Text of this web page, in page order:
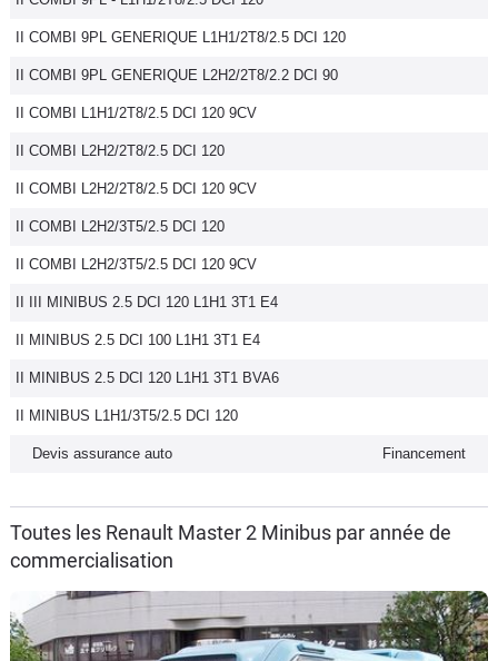
Services
Forum
Marques
II COMBI 9PL GENERIQUE L1H1/2T8/2.5 DCI 120
II COMBI 9PL GENERIQUE L2H2/2T8/2.2 DCI 90
II COMBI L1H1/2T8/2.5 DCI 120 9CV
II COMBI L2H2/2T8/2.5 DCI 120
II COMBI L2H2/2T8/2.5 DCI 120 9CV
II COMBI L2H2/3T5/2.5 DCI 120
II COMBI L2H2/3T5/2.5 DCI 120 9CV
II III MINIBUS 2.5 DCI 120 L1H1 3T1 E4
II MINIBUS 2.5 DCI 100 L1H1 3T1 E4
II MINIBUS 2.5 DCI 120 L1H1 3T1 BVA6
II MINIBUS L1H1/3T5/2.5 DCI 120
Devis assurance auto Financement
Toutes les Renault Master 2 Minibus par année de
commercialisation